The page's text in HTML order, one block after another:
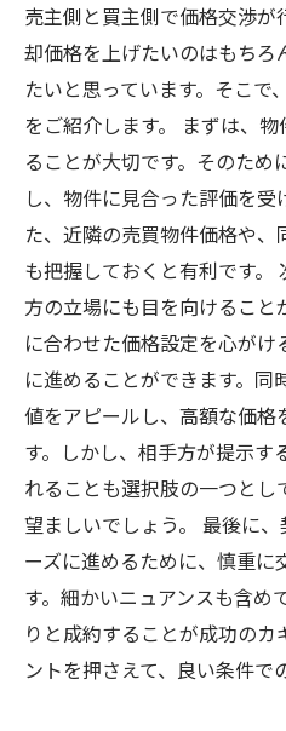
売主側と買主側で価格交渉
却価格を上げたいのはもち
たいと思っています。そこで
をご紹介します。 まずは、
ることが大切です。そのため
し、物件に見合った評価を受
た、近隣の売買物件価格や
も把握しておくと有利です。
方の立場にも目を向けるこ
に合わせた価格設定を心が
に進めることができます。
値をアピールし、高額な価格
す。しかし、相手方が提示す
れることも選択肢の一つと
望ましいでしょう。 最後に
ーズに進めるために、慎重
す。細かいニュアンスも含め
りと成約することが成功のカ
ントを押さえて、良い条件で